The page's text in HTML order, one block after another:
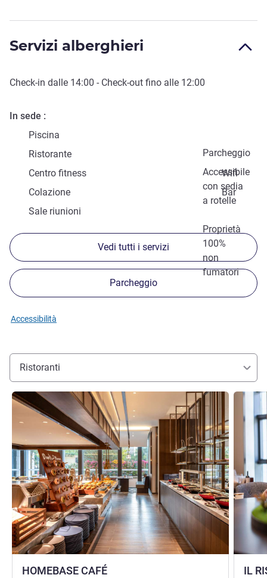
Servizi alberghieri
Check-in dalle 14:00 - Check-out fino alle 12:00
In sede
Piscina
Parcheggio
Ristorante
Accessibile
con sedia
a rotelle
Centro fitness
Wifi
Colazione
Bar
Sale riunioni
Proprietà
100%
non
fumatori
Vedi tutti i servizi
Parcheggio
Accessibilità
Ristoranti
HOMEBASE CAFÉ
Visualizza dettagli
IL